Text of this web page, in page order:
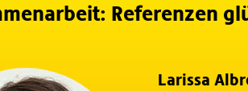
Referenzen
Larissa